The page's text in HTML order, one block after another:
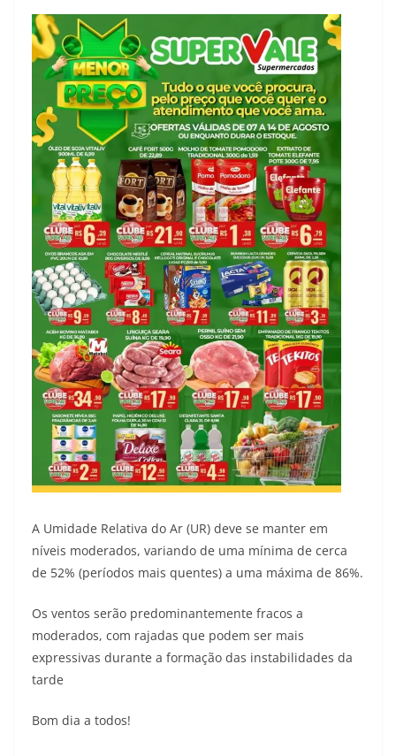
A Umidade Relativa do Ar (UR) deve se manter em
níveis moderados, variando de uma mínima de cerca
de 52% (períodos mais quentes) a uma máxima de 86%.
Os ventos serão predominantemente fracos a
moderados, com rajadas que podem ser mais
expressivas durante a formação das instabilidades da
tarde
Bom dia a todos!